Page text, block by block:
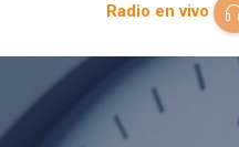
Radio en vivo